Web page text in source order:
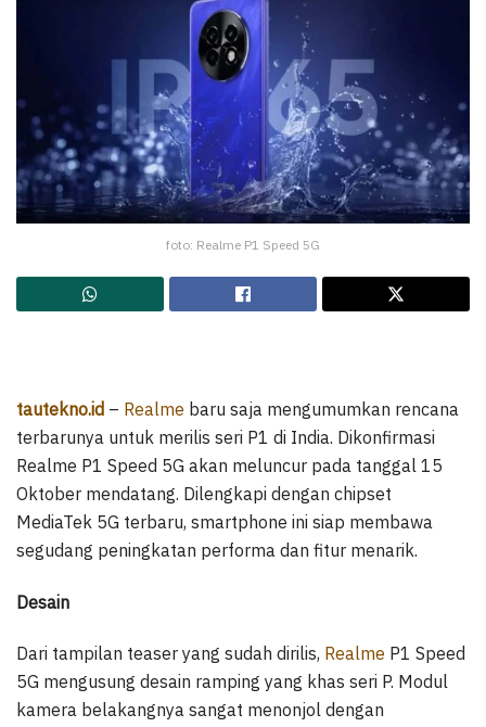
foto: Realme P1 Speed 5G
tautekno.id – Realme baru saja mengumumkan rencana
terbarunya untuk merilis seri P1 di India. Dikonfirmasi
Realme P1 Speed 5G akan meluncur pada tanggal 15
Oktober mendatang. Dilengkapi dengan chipset
MediaTek 5G terbaru, smartphone ini siap membawa
segudang peningkatan performa dan fitur menarik.
Desain
Dari tampilan teaser yang sudah dirilis, Realme P1 Speed
5G mengusung desain ramping yang khas seri P. Modul
kamera belakangnya sangat menonjol dengan